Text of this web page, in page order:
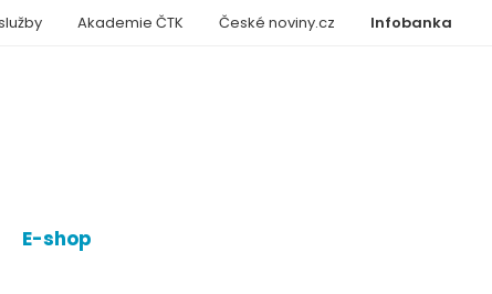
E-shop
Infobanka
Akademie ČTK České noviny.cz